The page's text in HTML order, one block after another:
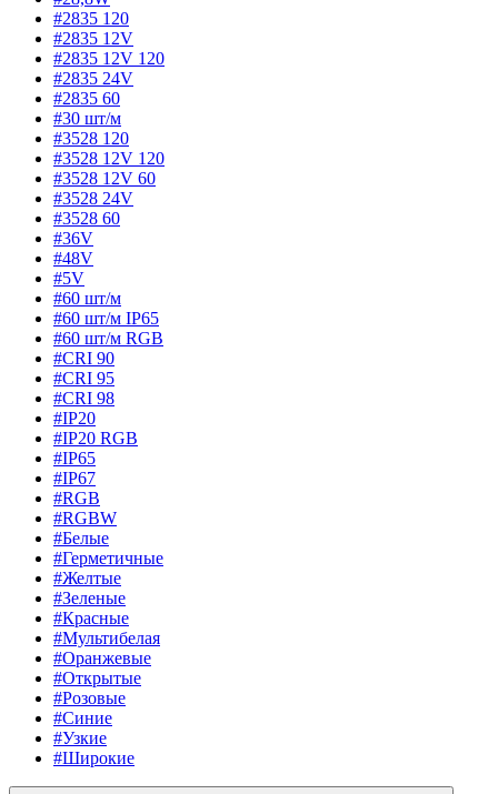
#2835 120
#2835 12V
#2835 12V 120
#2835 24V
#2835 60
#30 шт/м
#3528 120
#3528 12V 120
#3528 12V 60
#3528 24V
#3528 60
#36V
#48V
#5V
#60 шт/м
#60 шт/м IP65
#60 шт/м RGB
#CRI 90
#CRI 95
#CRI 98
#IP20
#IP20 RGB
#IP65
#IP67
#RGB
#RGBW
#Белые
#Герметичные
#Желтые
#Зеленые
#Красные
#Мультибелая
#Оранжевые
#Открытые
#Розовые
#Синие
#Узкие
#Широкие